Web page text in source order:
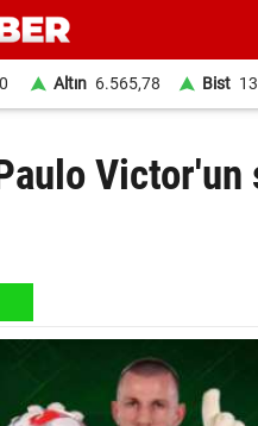
Altın 6.565,78 Bist
Victor'un